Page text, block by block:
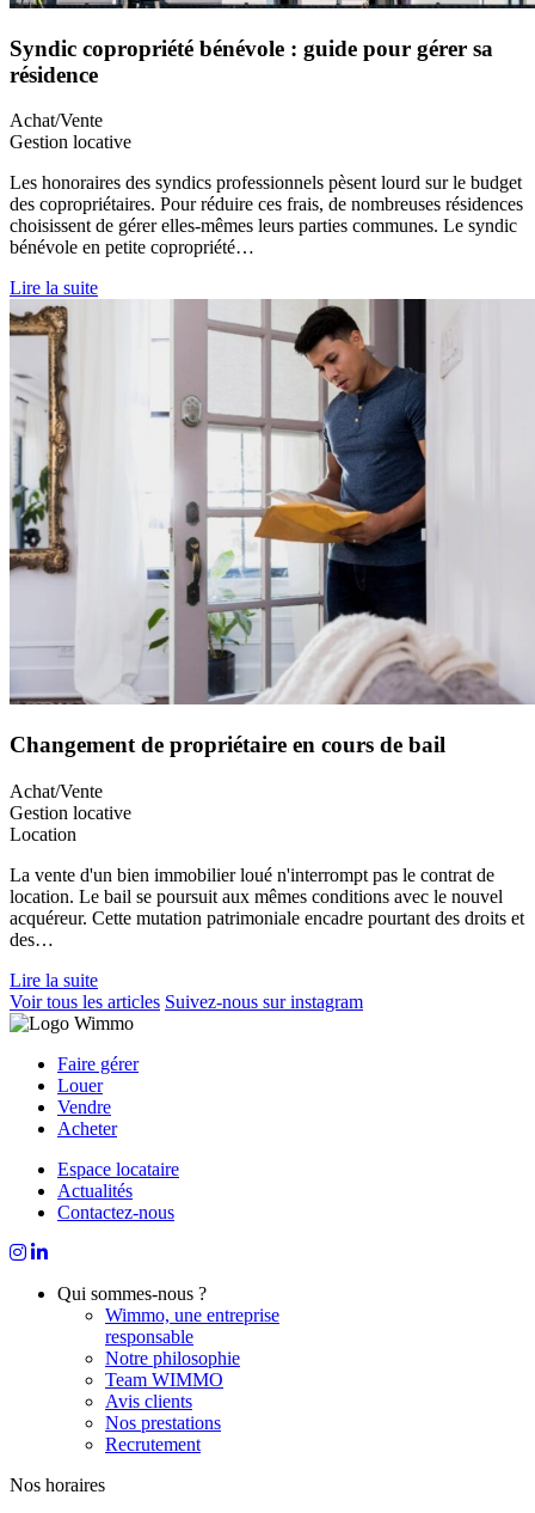
Syndic copropriété bénévole : guide pour gérer sa
résidence
Achat/Vente
Gestion locative
Les honoraires des syndics professionnels pèsent lourd sur le budget
des copropriétaires. Pour réduire ces frais, de nombreuses résidences
choisissent de gérer elles-mêmes leurs parties communes. Le syndic
bénévole en petite copropriété…
Lire la suite
Changement de propriétaire en cours de bail
Achat/Vente
Gestion locative
Location
La vente d'un bien immobilier loué n'interrompt pas le contrat de
location. Le bail se poursuit aux mêmes conditions avec le nouvel
acquéreur. Cette mutation patrimoniale encadre pourtant des droits et
des…
Lire la suite
Voir tous les articles Suivez-nous sur instagram
Faire gérer
Louer
Vendre
Acheter
Espace locataire
Actualités
Contactez-nous
Qui sommes-nous ?
Wimmo, une entreprise
responsable
Notre philosophie
Team WIMMO
Avis clients
Nos prestations
Recrutement
Nos horaires